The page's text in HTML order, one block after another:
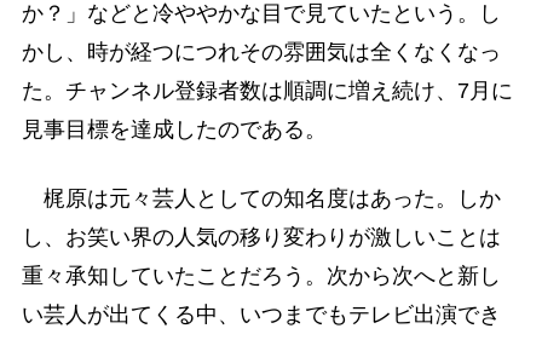
か？」などと冷ややかな目で見ていたという。し
かし、時が経つにつれその雰囲気は全くなくなっ
た。チャンネル登録者数は順調に増え続け、7月に
見事目標を達成したのである。
梶原は元々芸人としての知名度はあった。しか
し、お笑い界の人気の移り変わりが激しいことは
重々承知していたことだろう。次から次へと新し
い芸人が出てくる中、いつまでもテレビ出演でき